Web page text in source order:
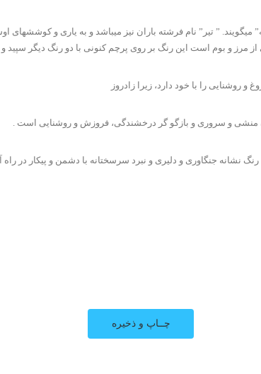
” تیر” نام فرشته باران نیز میباشد و به یاری و
مرز و بوم است این رنگ بر روی پرچم کنونی با دو رنگ دیگر سپید
روشنایی را با خود دارد، زیرا زادروز
منشی و سروری و بازگو گر درخشندگی، فروزش و روشنایی است .
نشانه جنگاوری و دلیری و نبرد سرسختانه با دشمن و پیکار در